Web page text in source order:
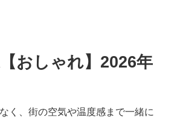
おしゃれ】2026年
く、街の空気や温度感まで一緒に